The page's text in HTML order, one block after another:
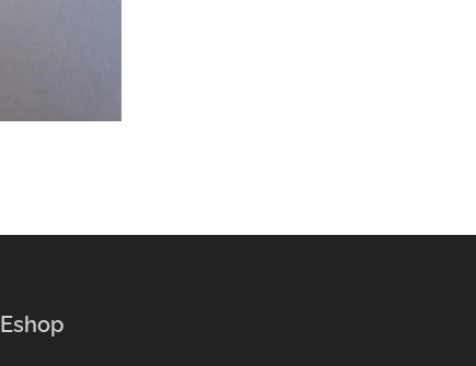
Eshop